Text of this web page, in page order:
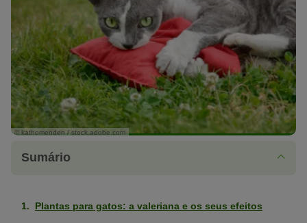
© kathomenden / stock.adobe.com
Sumário
Plantas para gatos: a valeriana e os seus efeitos